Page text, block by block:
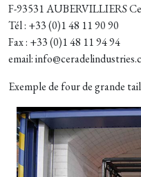
F-93531 AUBERVILLIERS
Tél : +33 (0)1 48 11 90 90
Fax : +33 (0)1 48 11 94 94
email:
Exemple de four de grande